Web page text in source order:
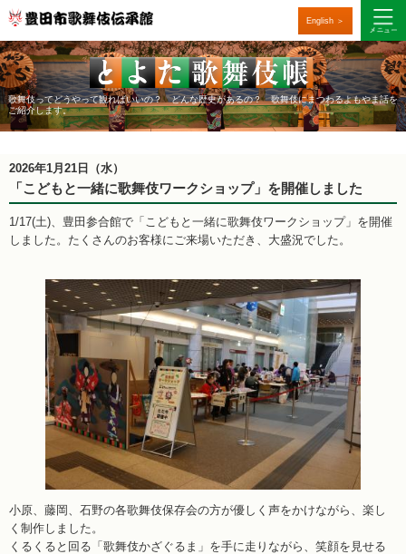
English ＞
歌舞伎ってどうやって観ればいいの？ どんな歴史があるの？ 歌舞伎にまつわるよもやま話を
ご紹介します。
2026年1月21日（水）
「こどもと一緒に歌舞伎ワークショップ」を開催しました
1/17(土)、豊田参合館で「こどもと一緒に歌舞伎ワークショップ」を開催
しました。たくさんのお客様にご来場いただき、大盛況でした。
小原、藤岡、石野の各歌舞伎保存会の方が優しく声をかけながら、楽し
く制作しました。
くるくると回る「歌舞伎かざぐるま」を手に走りながら、笑顔を見せる